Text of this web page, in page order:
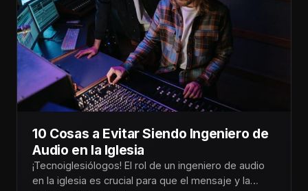
10 Cosas a Evitar Siendo Ingeniero de
Audio en la Iglesia
¡Tecnoiglesiólogos! El rol de un ingeniero de audio
en la iglesia es crucial para que el mensaje y la